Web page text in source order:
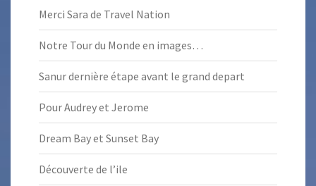
Merci Sara de Travel Nation
Notre Tour du Monde en images…
Sanur dernière étape avant le grand depart
Pour Audrey et Jerome
Dream Bay et Sunset Bay
Découverte de l’ile